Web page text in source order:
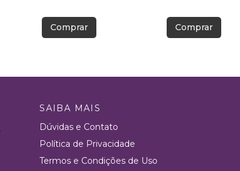
Comprar Comprar
SAIBA MAIS
Dúvidas e Contato
Política de Privacidade
Termos e Condições de Uso